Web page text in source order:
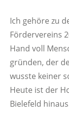
Ich gehöre zu
Fördervereins
Hand voll
gründen, der
wusste keiner
Heute ist der
Bielefeld